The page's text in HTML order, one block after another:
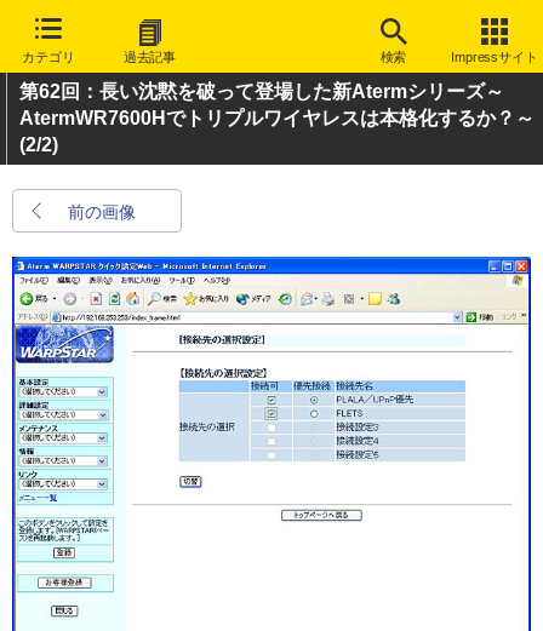
カテゴリ 過去記事 検索 Impressサイト
第62回：長い沈黙を破って登場した新Atermシリーズ～
AtermWR7600Hでトリプルワイヤレスは本格化するか？～
(2/2)
前の画像